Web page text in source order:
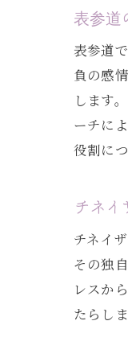
表参道
表参道
負の感
します
ーチに
役割に
チネ
チネイ
その独
レスか
たらし